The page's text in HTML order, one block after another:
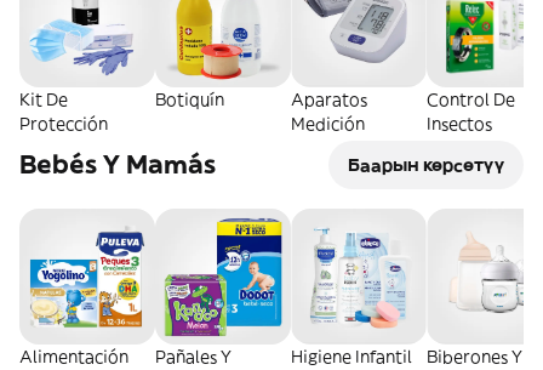
Kit De
Protección
Botiquín
Aparatos
Medición
Control De
Insectos
Bebés Y Mamás Баарын көрсөтүү
Alimentación
Pañales Y
Higiene Infantil
Biberones Y